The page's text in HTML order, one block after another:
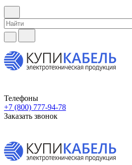
Телефоны
+7 (800) 777-94-78
Заказать звонок